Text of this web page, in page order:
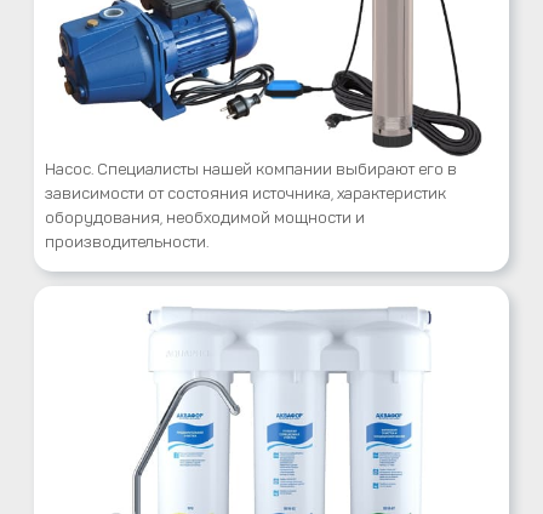
Насос. Специалисты нашей компании выбирают его в
зависимости от состояния источника, характеристик
оборудования, необходимой мощности и
производительности.